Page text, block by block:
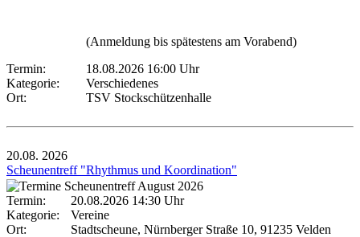
(Anmeldung bis spätestens am Vorabend)
Termin:
18.08.2026 16:00 Uhr
Kategorie:
Verschiedenes
Ort:
TSV Stockschützenhalle
20.08. 2026
Scheunentreff "Rhythmus und Koordination"
Termin:
20.08.2026 14:30 Uhr
Kategorie:
Vereine
Ort:
Stadtscheune, Nürnberger Straße 10, 91235 Velden